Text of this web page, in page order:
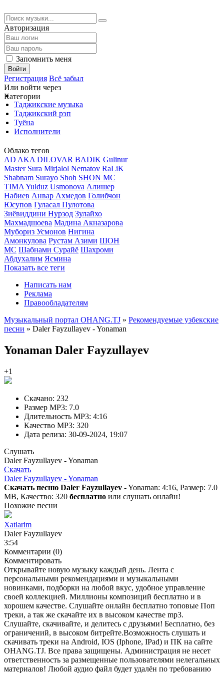
Авторизация
Запомнить меня
Войти
Регистрация Всё забыл
Или войти через
Категории
Таджикские музыка
Таджикский рэп
Туёна
Исполнители
Облако тегов
AD AKA DILOVAR BADIK Gulinur
Master Sura Mirjalol Nematov RaLiK
Shabnam Surayo Shoh SHON MC
TIMA Yulduz Usmonova Алишер
Набиев Анвар Ахмедов Голибчон
Юсупов Гуласал Пулотова
Зиёвиддини Нурзод Зулайхо
Махмадшоева Мадина Акназарова
Мубориз Усмонов Нигина
Амонкулова Рустам Азими ШОН
МС Шабнами Сурайё Шахроми
Абдухалим Ясмина
Показать все теги
Написать нам
Реклама
Правообладателям
Музыкальный портал OHANG.TJ » Рекомендуемые узбекские
песни » Daler Fayzullayev - Yonaman
Yonaman Daler Fayzullayev
+1
Скачано: 232
Размер MP3: 7.0
Длительность MP3: 4:16
Качество MP3: 320
Дата релиза: 30-09-2024, 19:07
Слушать
Daler Fayzullayev - Yonaman
Скачать
Daler Fayzullayev - Yonaman
Скачать песню Daler Fayzullayev - Yonaman: 4:16, Размер: 7.0
MB, Качество: 320 бесплатно или слушать онлайн!
Похожие песни
Xatlarim
Daler Fayzullayev
3:54
Комментарии (0)
Комментировать
Открывайте новую музыку каждый день. Лента с
персональными рекомендациями и музыкальными
новинками, подборки на любой вкус, удобное управление
своей коллекцией. Миллионы композиций бесплатно и в
хорошем качестве. Слушайте онлайн бесплатно топовые Поп
треки, а так же скачайте их в высоком качестве mp3.
Слушайте, скачивайте, и делитесь с друзьями! Бесплатно, без
ограничений, в высоком битрейте.Возможность слушать и
скачивать треки на Android, IOS (Iphone, IPad) и ПК на сайте
OHANG.TJ. Все права защищены. Администрация не несет
ответственность за размещенные пользователями нелегальных
материалов! Любой аудио файл будет удалён по требованию